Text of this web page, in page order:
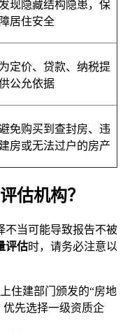
发现隐藏结构隐患，保
障居住安全
为定价、贷款、纳税提
公允依据
免购买到查封房、违
建房或无法过户的房产
估机构？
不当可能导致报告不被
评估时，请务必注意以
住建部门颁发的“房地
优先选择一级资质企